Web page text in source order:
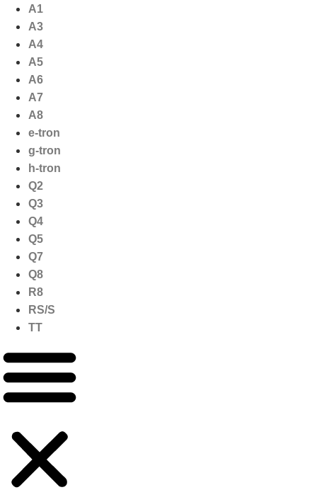
naar
inhoud
A1
A3
A4
A5
A6
A7
A8
e-tron
g-tron
h-tron
Q2
Q3
Q4
Q5
Q7
Q8
R8
RS/S
TT